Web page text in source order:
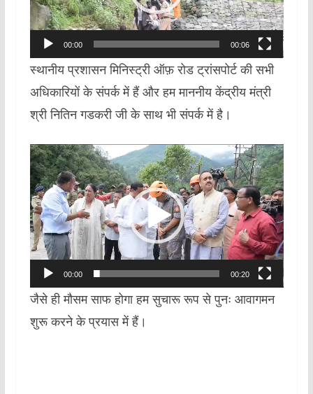
00:00 00:06
स्थानीय प्रशासन मिनिस्ट्री ऑफ़ रोड ट्रांसपोर्ट की सभी
अधिकारियों के संपर्क में हैं और हम माननीय केंद्रीय मंत्री
श्री नितिन गडकरी जी के साथ भी संपर्क में है।
Video
Player
00:00 00:20
जैसे ही मौसम साफ होगा हम सुचारू रूप से पुनः आवागमन
शुरू करने के प्रयास में हैं।